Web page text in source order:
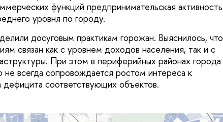
функций предпринимательская активность
уровня по городу.
досуговым практикам горожан. Выяснилось, что
связан как с уровнем доходов населения, так и с
При этом в периферийных районах города
всегда сопровождается ростом интереса к
дефицита соответствующих объектов.